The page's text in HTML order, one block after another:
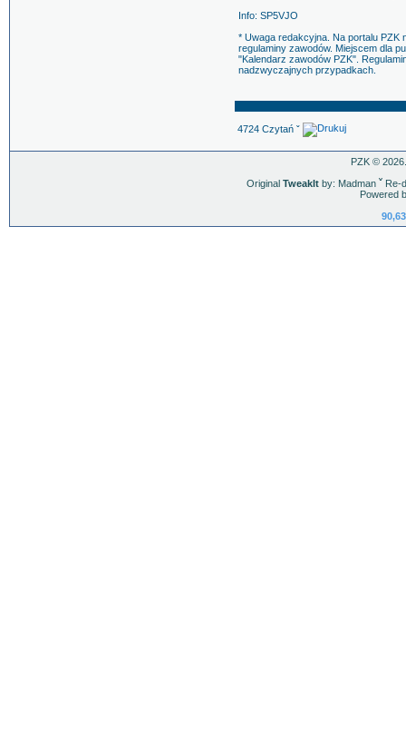
Info: SP5VJO
* Uwaga redakcyjna. Na portalu PZK
regulaminy zawodów. Miejscem dla
"Kalendarz zawodów PZK".
nadzwyczajnych przypadkach.
4724 Czytań ˇ
PZK ©
Original TweakItby: Madman ˇRe-
Powered